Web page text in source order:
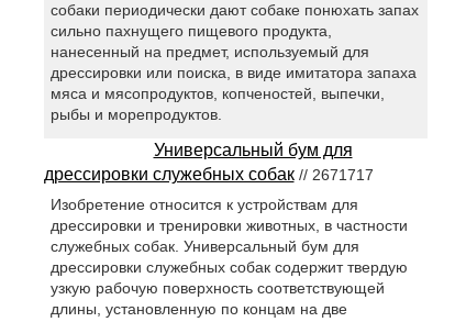
собаки периодически дают собаке понюхать запах
сильно пахнущего пищевого продукта,
нанесенный на предмет, используемый для
дрессировки или поиска, в виде имитатора запаха
мяса и мясопродуктов, копченостей, выпечки,
рыбы и морепродуктов.
Универсальный бум для
дрессировки служебных собак// 2671717
Изобретение относится к устройствам для
дрессировки и тренировки животных, в частности
служебных собак. Универсальный бум для
дрессировки служебных собак содержит твердую
узкую рабочую поверхность соответствующей
длины, установленную по концам на две